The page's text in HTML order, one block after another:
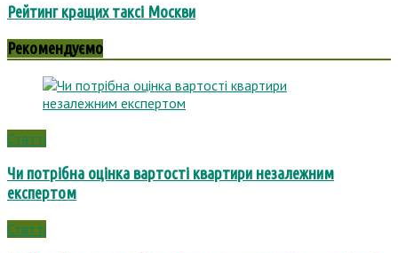
Рейтинг кращих таксі Москви
Рекомендуємо
Статті
Чи потрібна оцінка вартості квартири незалежним
експертом
Статті